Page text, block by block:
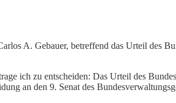
A. Gebauer, betreffend das Urteil des
ich zu entscheiden: Das Urteil des
an den 9. Senat des